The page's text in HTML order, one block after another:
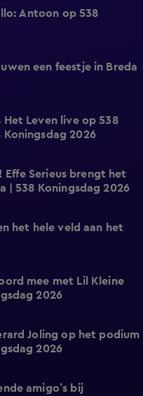
Antoon op 538
een feestje in Breda
Het Leven live op 538
Koningsdag 2026
Effe Serieus brengt het
| 538 Koningsdag 2026
het hele veld aan het
mee met Lil Kleine
2026
Joling op het podium
2026
amigo’s bij